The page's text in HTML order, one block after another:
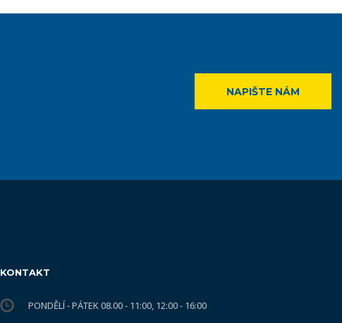
NAPIŠTE NÁM
KONTAKT
PONDĚLÍ - PÁTEK 08.00 - 11:00, 12:00 - 16:00